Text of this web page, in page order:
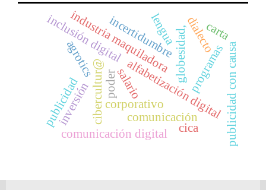
agrotics
inclusión digital
alfabetización digital
cibercultur@
industria maquiladora
corporativo
inversión salario programas
comunicación publicidad con causa
comunicación digital
globesidad,
incertidumbre
lengua dialecto
publicidad
carta
cica
poder